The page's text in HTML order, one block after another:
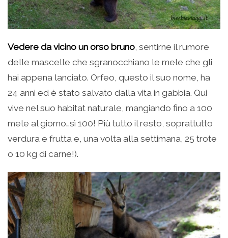
Vedere da vicino un orso bruno, sentirne il rumore
delle mascelle che sgranocchiano le mele che gli
hai appena lanciato. Orfeo, questo il suo nome, ha
24 anni ed è stato salvato dalla vita in gabbia. Qui
vive nel suo habitat naturale, mangiando fino a 100
mele al giorno…sì 100! Più tutto il resto, soprattutto
verdura e frutta e, una volta alla settimana, 25 trote
o 10 kg di carne!).